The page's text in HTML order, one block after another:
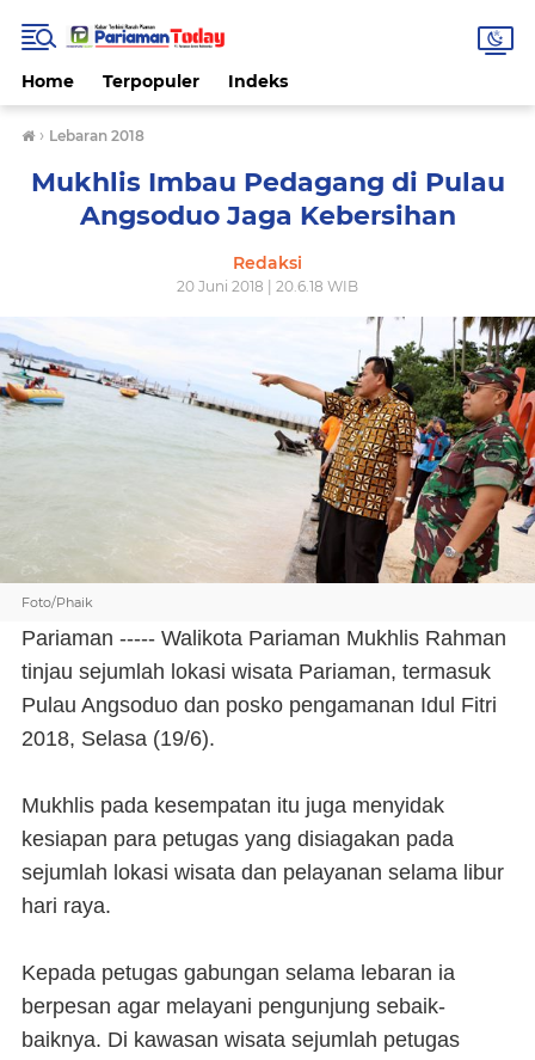
Home Terpopuler Indeks
› Lebaran 2018
Mukhlis Imbau Pedagang di Pulau
Angsoduo Jaga Kebersihan
Redaksi
20 Juni 2018 | 20.6.18 WIB
Foto/Phaik
Pariaman ----- Walikota Pariaman Mukhlis Rahman
tinjau sejumlah lokasi wisata Pariaman, termasuk
Pulau Angsoduo dan posko pengamanan Idul Fitri
2018, Selasa (19/6).
Mukhlis pada kesempatan itu juga menyidak
kesiapan para petugas yang disiagakan pada
sejumlah lokasi wisata dan pelayanan selama libur
hari raya.
Kepada petugas gabungan selama lebaran ia
berpesan agar melayani pengunjung sebaik-
baiknya. Di kawasan wisata sejumlah petugas